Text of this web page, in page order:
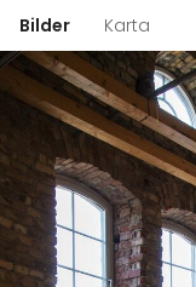
Bilder Karta